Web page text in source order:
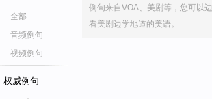
全部
音频例句
视频例句
权威例句
例句来自VOA、美剧等，您可以边
看美剧边学地道的美语。